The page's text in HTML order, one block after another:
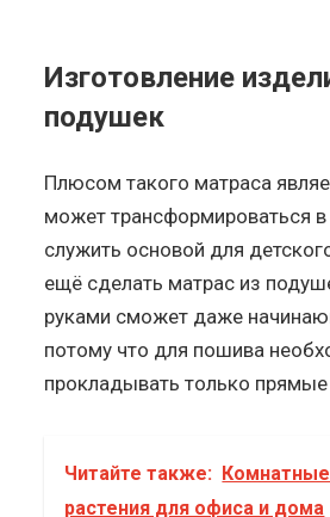
Изготовление
подушек
Плюсом такого матраса
может трансформироваться в
служить основой для
ещё сделать матрас из
руками сможет даже
потому что для пошива
прокладывать только прямые
Читайте также:
растения для офиса и дома